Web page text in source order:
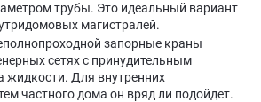
трубы. Это идеальный вариант
магистралей.
запорные краны
сетях с принудительным
жидкости. Для внутренних
частного дома он вряд ли подойдет.